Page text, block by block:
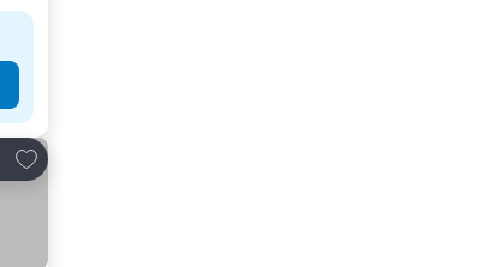
Dodati u favorite